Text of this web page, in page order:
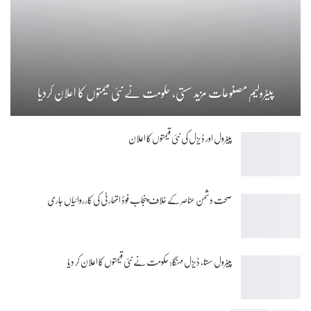
پیٹرولیم مصنوعات مزید سستی، حکومت نے نئی قیمتوں کا اعلان کردیا
پیٹرول اور ڈیزل کی نئی قیمتوں کا اعلان
صحت دشمن عناصر کے خلاف پنجاب فوڈ اتھارٹی کی کارروائیاں جاری
پیٹرول سستا، ڈیزل مہنگا: حکومت نے نئی قیمتوں کا اعلان کر دیا